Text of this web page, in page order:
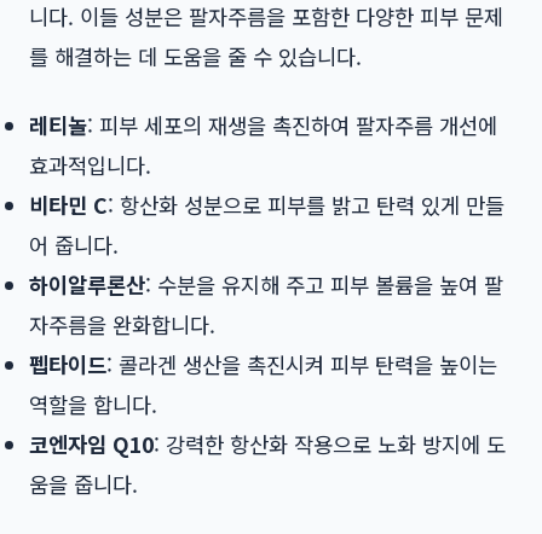
니다. 이들 성분은 팔자주름을 포함한 다양한 피부 문제
를 해결하는 데 도움을 줄 수 있습니다.
레티놀: 피부 세포의 재생을 촉진하여 팔자주름 개선에
효과적입니다.
비타민 C: 항산화 성분으로 피부를 밝고 탄력 있게 만들
어 줍니다.
하이알루론산: 수분을 유지해 주고 피부 볼륨을 높여 팔
자주름을 완화합니다.
펩타이드: 콜라겐 생산을 촉진시켜 피부 탄력을 높이는
역할을 합니다.
코엔자임 Q10: 강력한 항산화 작용으로 노화 방지에 도
움을 줍니다.